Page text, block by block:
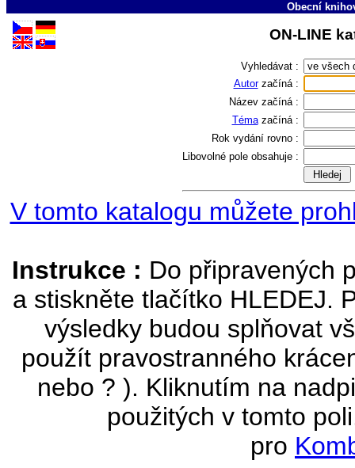
Obecní
ON-LINE
Vyhledávat :
Autor začíná :
Název začíná :
Téma začíná :
Rok vydání rovno :
Libovolné pole obsahuje :
V tomto katalogu můžete
Instrukce : Do připravených
a stiskněte tlačítko HLEDEJ.
výsledky budou splňovat
použít pravostranného
nebo ? ). Kliknutím na
použitých v tomto
pro